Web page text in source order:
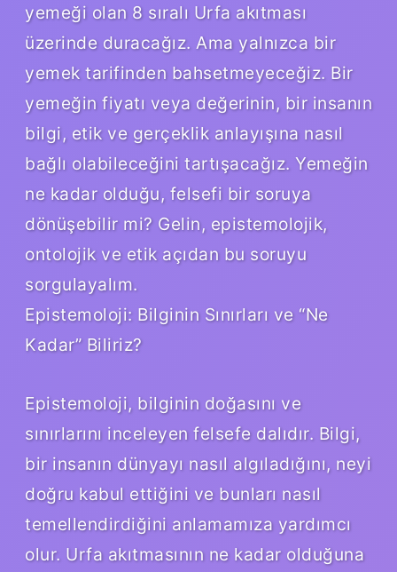
yemeği olan 8 sıralı Urfa akıtması
üzerinde duracağız. Ama yalnızca bir
yemek tarifinden bahsetmeyeceğiz. Bir
yemeğin fiyatı veya değerinin, bir insanın
bilgi, etik ve gerçeklik anlayışına nasıl
bağlı olabileceğini tartışacağız. Yemeğin
ne kadar olduğu, felsefi bir soruya
dönüşebilir mi? Gelin, epistemolojik,
ontolojik ve etik açıdan bu soruyu
sorgulayalım.
Epistemoloji: Bilginin Sınırları ve “Ne
Kadar” Biliriz?
Epistemoloji, bilginin doğasını ve
sınırlarını inceleyen felsefe dalıdır. Bilgi,
bir insanın dünyayı nasıl algıladığını, neyi
doğru kabul ettiğini ve bunları nasıl
temellendirdiğini anlamamıza yardımcı
olur. Urfa akıtmasının ne kadar olduğuna